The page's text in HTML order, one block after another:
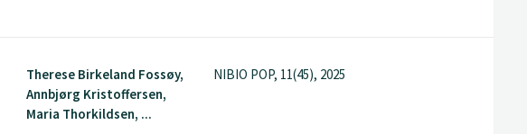
Therese Birkeland Fossøy,
Annbjørg Kristoffersen,
Maria Thorkildsen, ...
NIBIO POP, 11(45), 2025